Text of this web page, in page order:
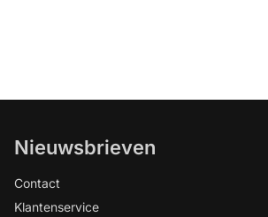
Nieuwsbrieven
Contact
Klantenservice